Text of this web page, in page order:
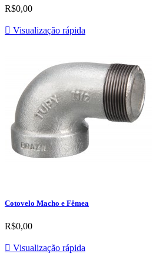
R$0,00
 Visualização rápida
Cotovelo Macho e Fêmea
R$0,00
 Visualização rápida